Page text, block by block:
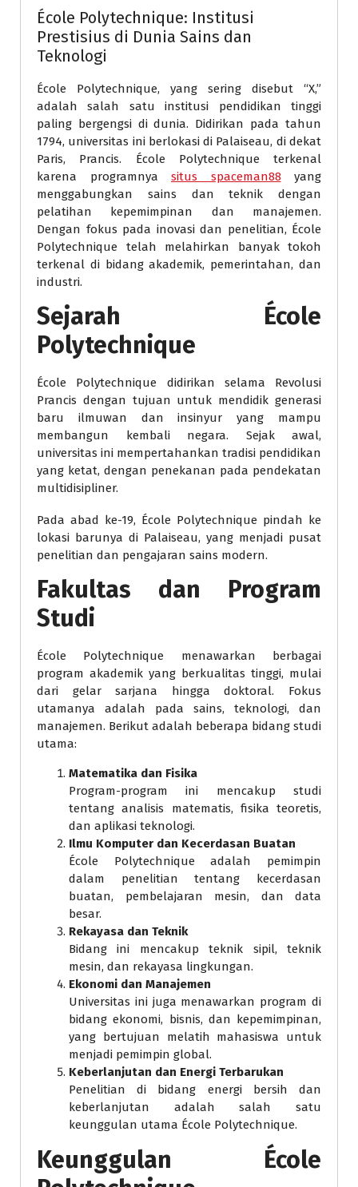
École Polytechnique: Institusi
Prestisius di Dunia Sains dan
Teknologi
École Polytechnique, yang sering disebut “X,”
adalah salah satu institusi pendidikan tinggi
paling bergengsi di dunia. Didirikan pada tahun
1794, universitas ini berlokasi di Palaiseau, di dekat
Paris, Prancis. École Polytechnique terkenal
karena programnya situs spaceman88 yang
menggabungkan sains dan teknik dengan
pelatihan kepemimpinan dan manajemen.
Dengan fokus pada inovasi dan penelitian, École
Polytechnique telah melahirkan banyak tokoh
terkenal di bidang akademik, pemerintahan, dan
industri.
Sejarah École
Polytechnique
École Polytechnique didirikan selama Revolusi
Prancis dengan tujuan untuk mendidik generasi
baru ilmuwan dan insinyur yang mampu
membangun kembali negara. Sejak awal,
universitas ini mempertahankan tradisi pendidikan
yang ketat, dengan penekanan pada pendekatan
multidisipliner.
Pada abad ke-19, École Polytechnique pindah ke
lokasi barunya di Palaiseau, yang menjadi pusat
penelitian dan pengajaran sains modern.
Fakultas dan Program
Studi
École Polytechnique menawarkan berbagai
program akademik yang berkualitas tinggi, mulai
dari gelar sarjana hingga doktoral. Fokus
utamanya adalah pada sains, teknologi, dan
manajemen. Berikut adalah beberapa bidang studi
utama:
Matematika dan Fisika
Program-program ini mencakup studi
tentang analisis matematis, fisika teoretis,
dan aplikasi teknologi.
Ilmu Komputer dan Kecerdasan Buatan
École Polytechnique adalah pemimpin
dalam penelitian tentang kecerdasan
buatan, pembelajaran mesin, dan data
besar.
Rekayasa dan Teknik
Bidang ini mencakup teknik sipil, teknik
mesin, dan rekayasa lingkungan.
Ekonomi dan Manajemen
Universitas ini juga menawarkan program di
bidang ekonomi, bisnis, dan kepemimpinan,
yang bertujuan melatih mahasiswa untuk
menjadi pemimpin global.
Keberlanjutan dan Energi Terbarukan
Penelitian di bidang energi bersih dan
keberlanjutan adalah salah satu
keunggulan utama École Polytechnique.
Keunggulan École